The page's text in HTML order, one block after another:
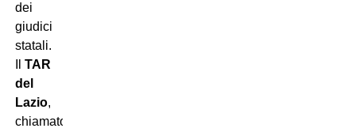
dei
giudici
statali.
TAR
del
Lazio,
chiamato